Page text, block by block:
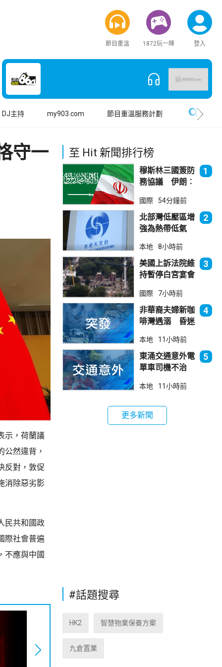
節目重溫 1872玩一陣 登入
DJ主持 my903.com 節目重溫服務計劃
守一
示，荷蘭議
然違背，
反對，敦促
消除惡劣影
民共和國政
際社會普遍
不應與中國
至 Hit 新聞排行榜
穆斯林三國簽防
務協議 伊朗︰
安全
1
國際 54分鐘前
北部灣低壓區增
強為熱帶低氣
本港直接威脅不
大
2
本地 8小時前
美國上訴法院維
持暫停白宮宴會
3
國際 7小時前
非華裔夫婦新咖
啡灣遇溺 昏迷
4
本地 11小時前
東涌交通意外電
單車司機不治
駕今早提堂
5
本地 11小時前
更多新聞
#話題搜尋
HK2 智慧物業保養方案
九倉置業